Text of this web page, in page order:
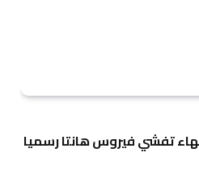
تفشي فيروس هانتا رسميا